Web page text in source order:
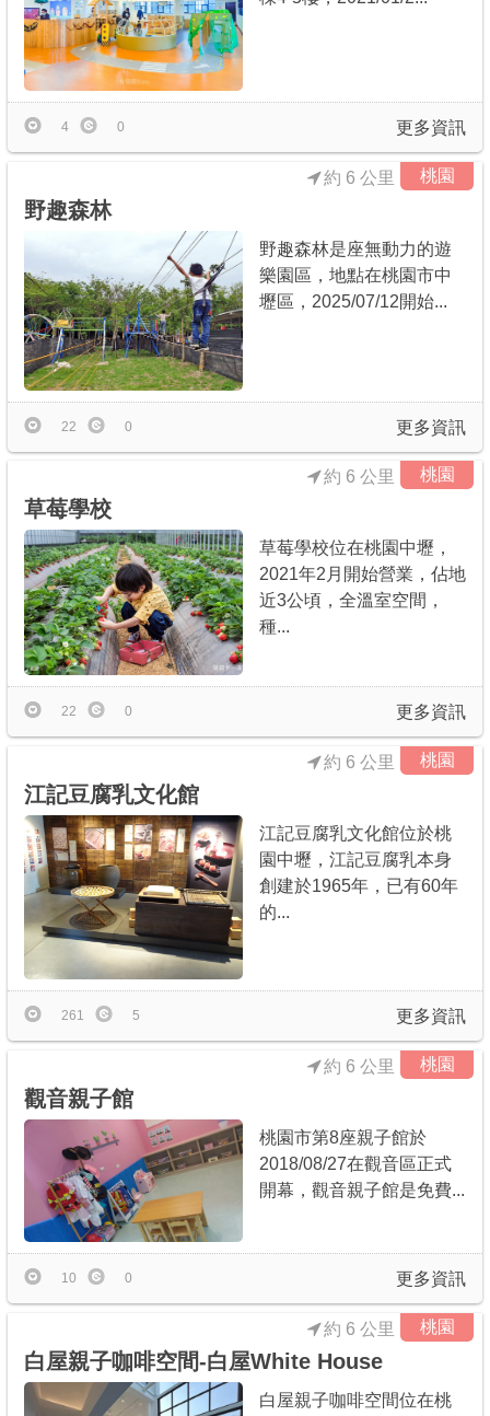
更多資訊
4 0
桃園
野趣森林
約 6 公里
野趣森林是座無動力的遊
樂園區，地點在桃園市中
壢區，2025/07/12開始...
更多資訊
22 0
桃園
草莓學校
約 6 公里
草莓學校位在桃園中壢，
2021年2月開始營業，佔地
近3公頃，全溫室空間，
種...
更多資訊
22 0
桃園
江記豆腐乳文化館
約 6 公里
江記豆腐乳文化館位於桃
園中壢，江記豆腐乳本身
創建於1965年，已有60年
的...
更多資訊
261 5
桃園
觀音親子館
約 6 公里
桃園市第8座親子館於
2018/08/27在觀音區正式
開幕，觀音親子館是免費...
更多資訊
10 0
桃園
白屋親子咖啡空間-白屋White House
約 6 公里
白屋親子咖啡空間位在桃